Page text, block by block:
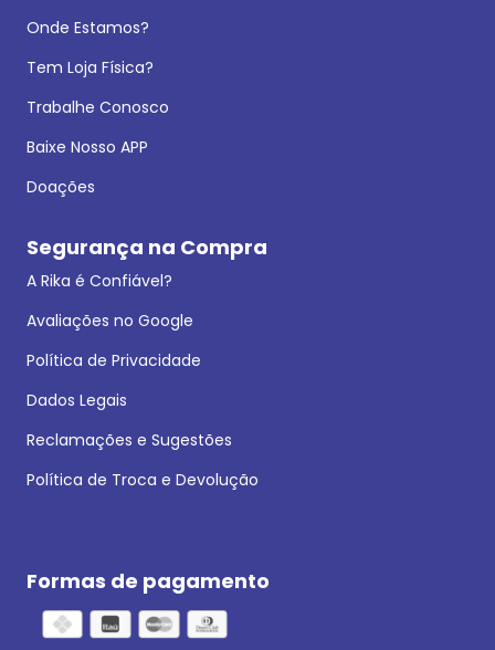
Onde Estamos?
Tem Loja Física?
Trabalhe Conosco
Baixe Nosso APP
Doações
Segurança na Compra
A Rika é Confiável?
Avaliações no Google
Política de Privacidade
Dados Legais
Reclamações e Sugestões
Política de Troca e Devolução
Formas de pagamento